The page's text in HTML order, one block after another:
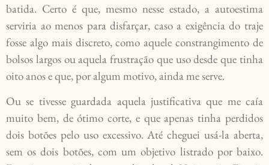
batida. Certo é que, mesmo nesse estado, a autoestima
serviria ao menos para disfarçar, caso a exigência do traje
fosse algo mais discreto, como aquele constrangimento de
bolsos largos ou aquela frustração que uso desde que tinha
oito anos e que, por algum motivo, ainda me serve.
Ou se tivesse guardada aquela justificativa que me caía
muito bem, de ótimo corte, e que apenas tinha perdidos
dois botões pelo uso excessivo. Até cheguei usá-la aberta,
sem os dois botões, com um objetivo listrado por baixo.